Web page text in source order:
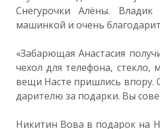
Снегурочки Алёны.
машинкой и очень
«Забарющая Анастасия
чехол для телефона, стекло,
вещи Насте пришлись впору.
дарителю за подарки. Вы
Никитин Вова в подарок на